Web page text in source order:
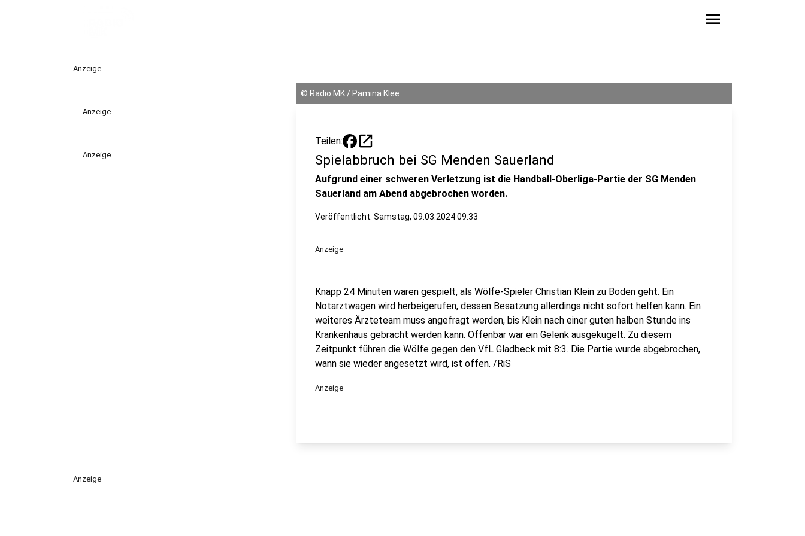
menu
Anzeige
Anzeige
Anzeige
© Radio MK / Pamina Klee
Teilen: open_in_new
Spielabbruch bei SG Menden Sauerland
Aufgrund einer schweren Verletzung ist die Handball-Oberliga-Partie der SG Menden
Sauerland am Abend abgebrochen worden.
Veröffentlicht: Samstag, 09.03.2024 09:33
Anzeige
Knapp 24 Minuten waren gespielt, als Wölfe-Spieler Christian Klein zu Boden geht. Ein
Notarztwagen wird herbeigerufen, dessen Besatzung allerdings nicht sofort helfen kann. Ein
weiteres Ärzteteam muss angefragt werden, bis Klein nach einer guten halben Stunde ins
Krankenhaus gebracht werden kann. Offenbar war ein Gelenk ausgekugelt. Zu diesem
Zeitpunkt führen die Wölfe gegen den VfL Gladbeck mit 8:3. Die Partie wurde abgebrochen,
wann sie wieder angesetzt wird, ist offen. /RiS
Anzeige
Anzeige